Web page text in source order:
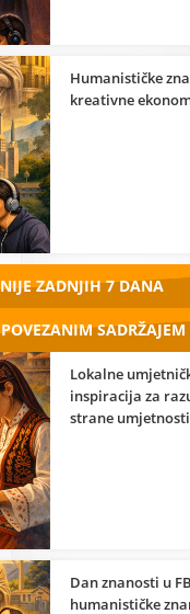
Humanističke
kreativne
ZADNJIH 7 DANA
SADRŽAJEM
Lokalne
inspiracija za
strane umjetnosti
Dan znanosti u
humanističke